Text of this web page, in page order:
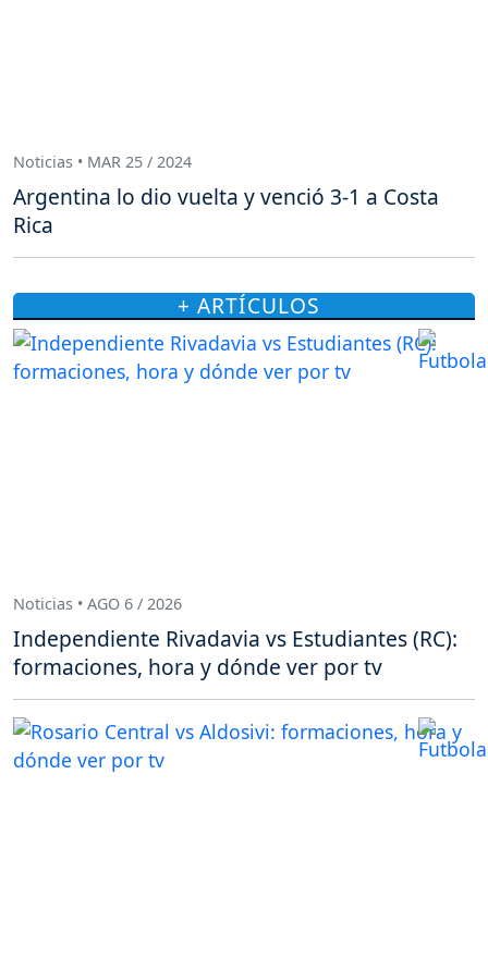
Noticias • MAR 25 / 2024
Argentina lo dio vuelta y venció 3-1 a Costa
Rica
+ ARTÍCULOS
Noticias • AGO 6 / 2026
Independiente Rivadavia vs Estudiantes (RC):
formaciones, hora y dónde ver por tv